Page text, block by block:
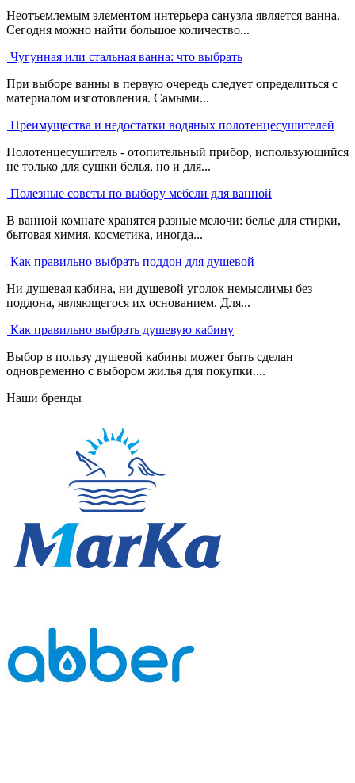
Неотъемлемым элементом интерьера санузла является ванна.
Сегодня можно найти большое количество...
Чугунная или стальная ванна: что выбрать
При выборе ванны в первую очередь следует определиться с
материалом изготовления. Самыми...
Преимущества и недостатки водяных полотенцесушителей
Полотенцесушитель - отопительный прибор, использующийся
не только для сушки белья, но и для...
Полезные советы по выбору мебели для ванной
В ванной комнате хранятся разные мелочи: белье для стирки,
бытовая химия, косметика, иногда...
Как правильно выбрать поддон для душевой
Ни душевая кабина, ни душевой уголок немыслимы без
поддона, являющегося их основанием. Для...
Как правильно выбрать душевую кабину
Выбор в пользу душевой кабины может быть сделан
одновременно с выбором жилья для покупки....
Наши бренды